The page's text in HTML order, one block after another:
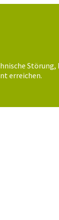
Störung,
erreichen.